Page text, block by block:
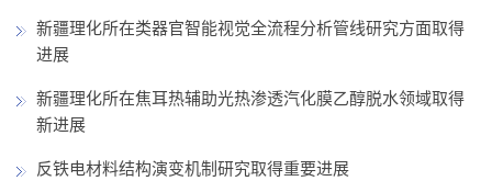
新疆理化所在类器官智能视觉全流程分析管线研究方面取得
进展
新疆理化所在焦耳热辅助光热渗透汽化膜乙醇脱水领域取得
新进展
反铁电材料结构演变机制研究取得重要进展